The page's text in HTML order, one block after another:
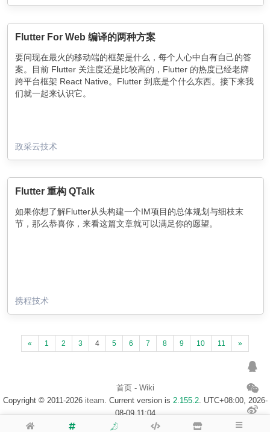
Flutter For Web 编译的两种方案
要问现在最火的移动端的框架是什么，每个人心中自有自己的答
案。目前 Flutter 关注度还是比较高的，Flutter 的热度已经⽼牌
跨平台框架 React Native。Flutter 到底是个什么东西。接下来我
们就一起来认识它。
政采云技术
Flutter 重构 QTalk
如果你想了解Flutter从头构建一个IM项目的总体规划与细枝末
节，那么恭喜你，来看这篇文章就可以满足你的愿望。
携程技术
« 1 2 3 4 5 6 7 8 9 10 11 »
首页- Wiki
Copyright © 2011-2026 iteam . Current version is 2.155.2. UTC+08:00, 2026-
08-09 11:04
浙ICP备14020137号-1 $访客地图$